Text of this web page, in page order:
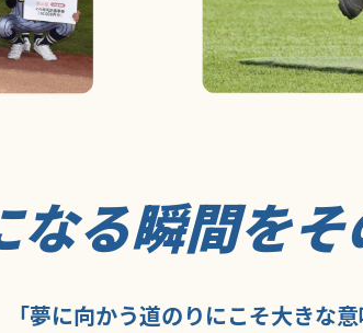
なる瞬間をそ
「夢に向かう道のりにこそ大きな